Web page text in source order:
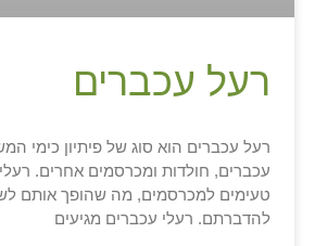
רעל עכברים
רעל עכברים הוא סוג של פיתיון כימי
עכברים, חולדות ומכרסמים אחרים.
טעימים למכרסמים, מה שהופך אותם
להדברתם. רעלי עכברים מגיעים